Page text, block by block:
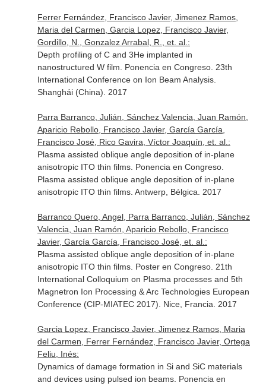
Ferrer Fernández, Francisco Javier, Jimenez Ramos,
Maria del Carmen, Garcia Lopez, Francisco Javier,
Gordillo, N., Gonzalez Arrabal, R., et. al.:
Depth profiling of C and 3He implanted in
nanostructured W film. Ponencia en Congreso. 23th
International Conference on Ion Beam Analysis.
Shanghái (China). 2017
Parra Barranco, Julián, Sánchez Valencia, Juan Ramón,
Aparicio Rebollo, Francisco Javier, García García,
Francisco José, Rico Gavira, Víctor Joaquín, et. al.:
Plasma assisted oblique angle deposition of in-plane
anisotropic ITO thin films. Ponencia en Congreso.
Plasma assisted oblique angle deposition of in-plane
anisotropic ITO thin films. Antwerp, Bélgica. 2017
Barranco Quero, Angel, Parra Barranco, Julián, Sánchez
Valencia, Juan Ramón, Aparicio Rebollo, Francisco
Javier, García García, Francisco José, et. al.:
Plasma assisted oblique angle deposition of in-plane
anisotropic ITO thin films. Poster en Congreso. 21th
International Colloquium on Plasma processes and 5th
Magnetron Ion Processing & Arc Technologies European
Conference (CIP-MIATEC 2017). Nice, Francia. 2017
Garcia Lopez, Francisco Javier, Jimenez Ramos, Maria
del Carmen, Ferrer Fernández, Francisco Javier, Ortega
Feliu, Inés:
Dynamics of damage formation in Si and SiC materials
and devices using pulsed ion beams. Ponencia en